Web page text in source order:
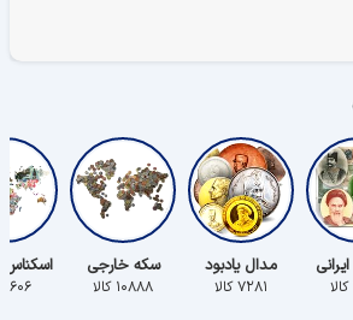
مدال یادبود
۷۲۸۱ کالا
سکه خارجی
۱۰۸۸۸ کالا ۵۶۰۶ کالا